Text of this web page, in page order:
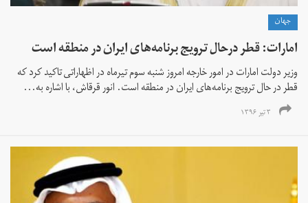
جهان
امارات: قطر درحال ترویج برنامه‌های ایران در منطقه است
وزیر دولت امارات در امور خارجه امروز شنبه سوم تیرماه در اظهاراتی تاکید کرد که
قطر در حال ترویج برنامه‌های ایران در منطقه است. انور قرقاش، با اشاره به...
۳ تیر ۱۳۹۶